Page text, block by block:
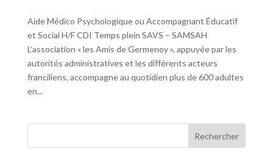
Aide Médico Psychologique ou Accompagnant Éducatif
et Social H/F CDI Temps plein SAVS – SAMSAH
L’association « les Amis de Germenoy », appuyée par les
autorités administratives et les différents acteurs
franciliens, accompagne au quotidien plus de 600 adultes
en...
Rechercher